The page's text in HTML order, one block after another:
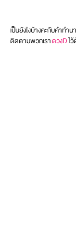
เป็นยังไงบ้างคะกับคำท
ติดตามพวกเราดวงDไ